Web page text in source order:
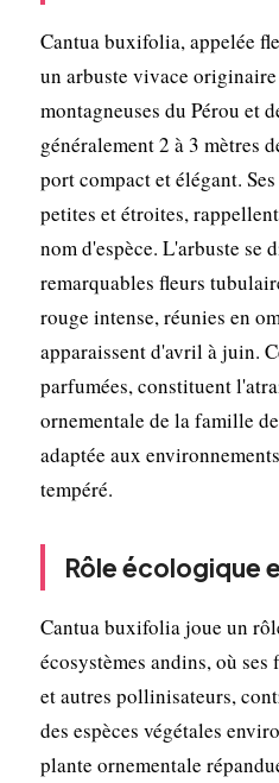
Cantua buxifolia, appelée
un arbuste vivace
montagneuses du Pérou et
généralement 2 à 3 mètres
port compact et élégant.
petites et étroites,
nom d'espèce. L'arbuste se
remarquables fleurs
rouge intense, réunies en
apparaissent d'avril à juin.
parfumées, constituent
ornementale de la famille
adaptée aux
tempéré.
Rôle écologique
Cantua buxifolia joue un
écosystèmes andins, où
et autres pollinisateurs,
des espèces végétales
plante ornementale